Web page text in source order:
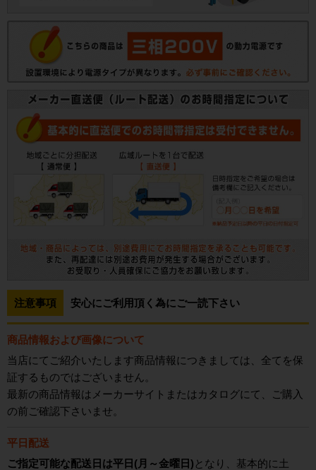
注意事項 安心にご利用頂く為にご一読下さい
商品情報および画像について
当店にてご紹介いたします商品情報につきましては、全てを保
証するものではございません。
最新の商品情報はメーカーサイトまたはカタログにて、ご購入
の前ご確認下さいませ。
平日配送
ご指定可能な配送日は平日(月～金曜日) となり、基本的に土